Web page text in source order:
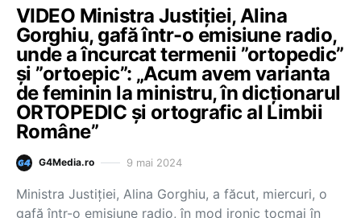
VIDEO Ministra Justiției, Alina
Gorghiu, gafă într-o emisiune radio,
unde a încurcat termenii ”ortopedic”
și ”ortoepic”: „Acum avem varianta
de feminin la ministru, în dicționarul
ORTOPEDIC și ortografic al Limbii
Române”
G4Media.ro 9 mai 2024
Ministra Justiției, Alina Gorghiu, a făcut, miercuri, o
gafă într-o emisiune radio, în mod ironic tocmai în